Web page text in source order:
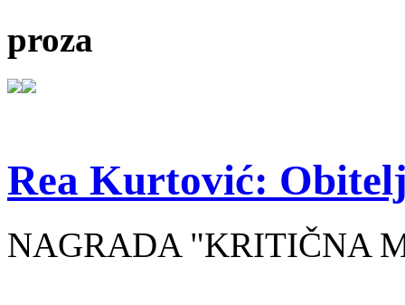
proza
Rea Kurtović:
NAGRADA "KRITIČNA